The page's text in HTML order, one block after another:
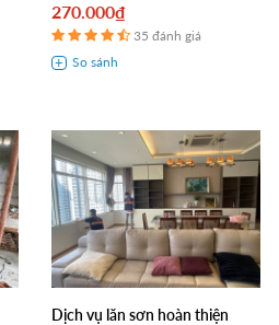
270.000₫
35 đánh giá
Dịch vụ lăn sơn hoàn thiện